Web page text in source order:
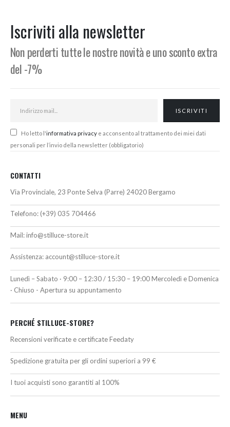
Iscriviti alla newsletter
Non perderti tutte le nostre novità e uno sconto extra
del -7%
Ho letto l'informativa privacy e acconsento al trattamento dei miei dati
personali per l’invio della newsletter (obbligatorio)
CONTATTI
Via Provinciale, 23 Ponte Selva (Parre) 24020 Bergamo
Telefono: (+39) 035 704466
Mail:info@stilluce-store.it
Assistenza: account@stilluce-store.it
Lunedì – Sabato · 9:00 – 12:30 / 15:30 – 19:00 Mercoledì e Domenica
· Chiuso - Apertura su appuntamento
PERCHÉ STILLUCE-STORE?
Recensioni verificate e certificate Feedaty
Spedizione gratuita per gli ordini superiori a 99 €
I tuoi acquisti sono garantiti al 100%
MENU